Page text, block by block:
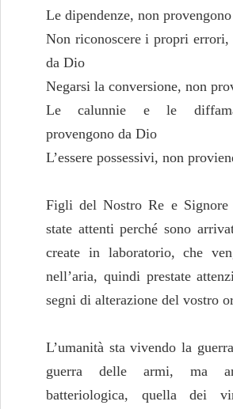
Le dipendenze, non
Non riconoscere i propri errori,
da Dio
Negarsi la conversione, non
Le calunnie e le
provengono da Dio
L’essere possessivi, non
Figli del Nostro Re e Signore
state attenti perché sono
create in laboratorio, che
nell’aria, quindi prestate
segni di alterazione del vostro
L’umanità sta vivendo la
guerra delle armi, ma
batteriologica, quella dei